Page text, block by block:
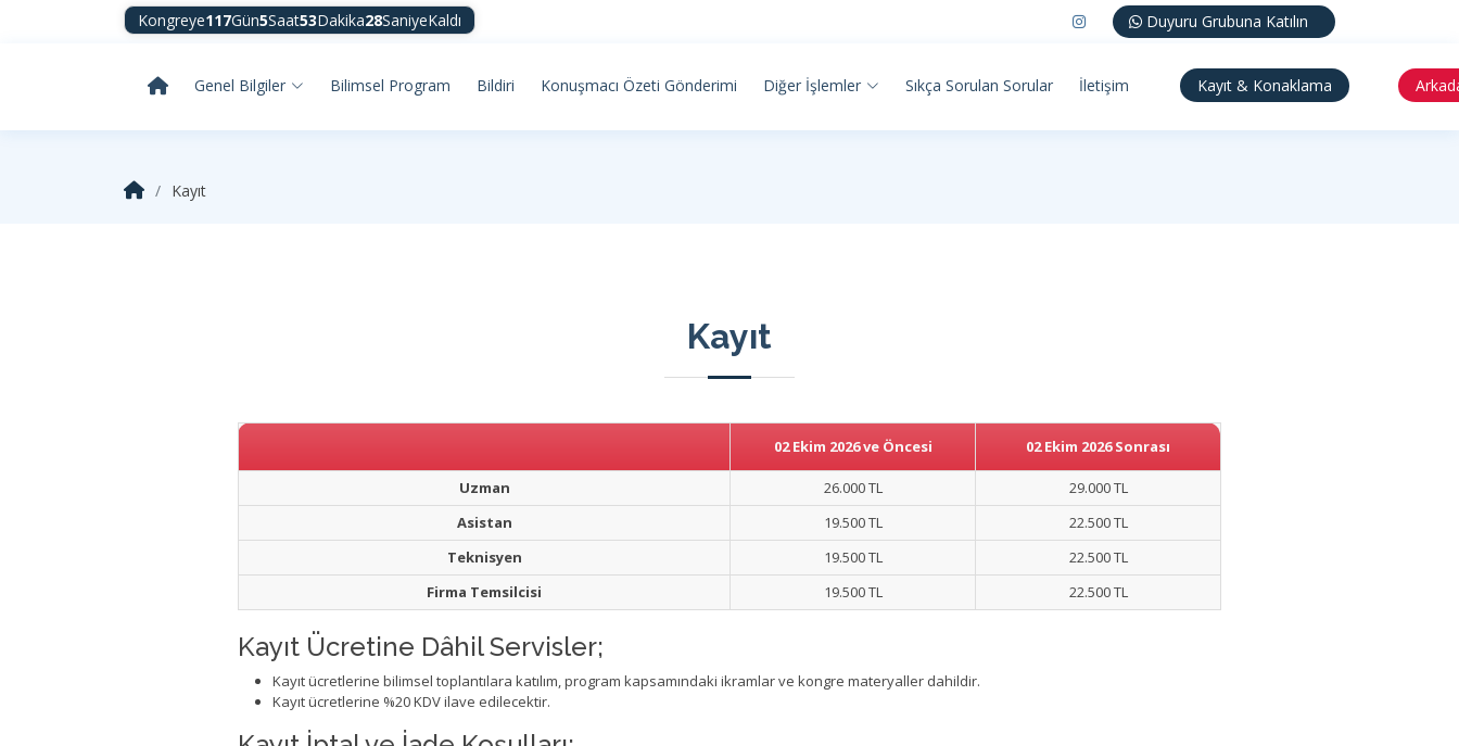
Kongreye117Gün5Saat53Dakika28SaniyeKaldı Duyuru Grubuna Katılın
Genel Bilgiler Bilimsel Program Bildiri Konuşmacı Özeti Gönderimi Diğer İşlemler Sıkça Sorulan Sorular İletişim Kayıt & Konaklama
Kayıt
Kayıt
02 Ekim 2026 ve Öncesi 02 Ekim 2026 Sonrası
Uzman 26.000 TL
29.000 TL
Asistan
19.500 TL
22.500 TL
Teknisyen
19.500 TL
22.500 TL
Firma Temsilcisi
19.500 TL 22.500 TL
Kayıt Ücretine Dâhil Servisler;
Kayıt ücretlerine bilimsel toplantılara katılım, program kapsamındaki ikramlar ve kongre materyaller dahildir.
Kayıt ücretlerine %20 KDV ilave edilecektir.